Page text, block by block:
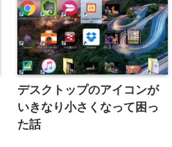
デスクトップのアイコンが
いきなり小さくなって困っ
た話